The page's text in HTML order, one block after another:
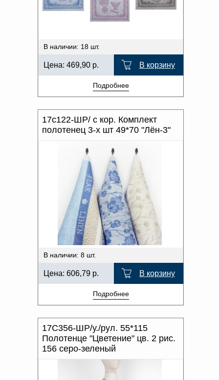
Доверенность на
Вопросы и ответы
Новости | Статьи
В наличии: 18 шт.
Цена: 469,90 р. В корзину
Подробнее
17с122-ШР/ с кор. Комплект
полотенец 3-х шт 49*70 "Лён-3"
В наличии: 8 шт.
Цена: 606,79 р. В корзину
Подробнее
17С356-ШР/у./рул. 55*115
Полотенце "Цветение" цв. 2 рис.
156 серо-зеленый
Добавить
в